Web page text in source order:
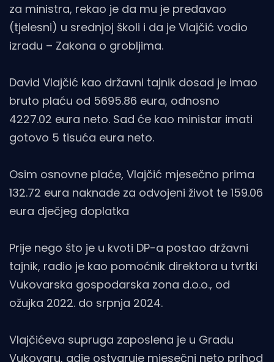
za ministra, rekao je da mu je predavao
(tjelesni) u srednjoj školi i da je Vlajčić vodio
izradu – Zakona o grobljima.
David Vlajčić kao državni tajnik dosad je imao
bruto plaću od 5695.86 eura, odnosno
4227.02 eura neto. Sad će kao ministar imati
gotovo 5 tisuća eura neto.
Osim osnovne plaće, Vlajčić mjesečno prima
132.72 eura naknade za odvojeni život te 159.06
eura dječjeg doplatka
Prije nego što je u kvoti DP-a postao državni
tajnik, radio je kao pomoćnik direktora u tvrtki
Vukovarska gospodarska zona d.o.o., od
ožujka 2022. do srpnja 2024.
Vlajčićeva supruga zaposlena je u Gradu
Vukovaru, gdje ostvaruje mjesečni neto prihod